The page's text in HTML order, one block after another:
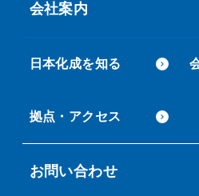
会社案内
日本化成を知る
拠点・アクセス
お問い合わせ